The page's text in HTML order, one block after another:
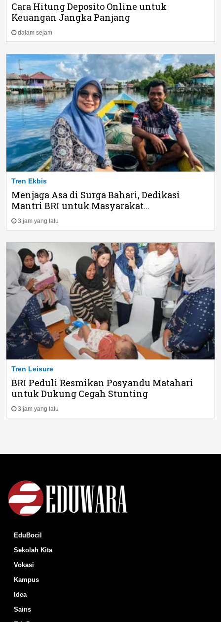
Cara Hitung Deposito Online untuk
Keuangan Jangka Panjang
dalam sejam
Tren Ekbis
Menjaga Asa di Surga Bahari, Dedikasi
Mantri BRI untuk Masyarakat...
3 jam yang lalu
Tren Leisure
BRI Peduli Resmikan Posyandu Matahari
untuk Dukung Cegah Stunting
3 jam yang lalu
EduBocil
Sekolah Kita
Vokasi
Kampus
Idea
Sains